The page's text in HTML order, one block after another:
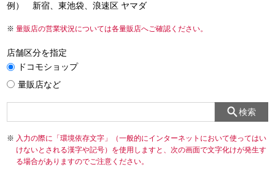
例） 新宿、東池袋、浪速区 ヤマダ
量販店の営業状況については各量販店へご確認ください。
店舗区分を指定
ドコモショップ
量販店など
検索
入力の際に「環境依存文字」（一般的にインターネットにおいて使ってはい
けないとされる漢字や記号）を使用しますと、次の画面で文字化けが発生す
る場合がありますのでご注意ください。